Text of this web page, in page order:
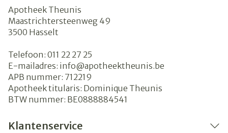
Apotheek Theunis
Maastrichtersteenweg 49
3500 Hasselt
Telefoon: 011 22 27 25
E-mailadres: info@apotheektheunis.be
APB nummer: 712219
Apotheek titularis: Dominique Theunis
BTW nummer: BE0888884541
Klantenservice